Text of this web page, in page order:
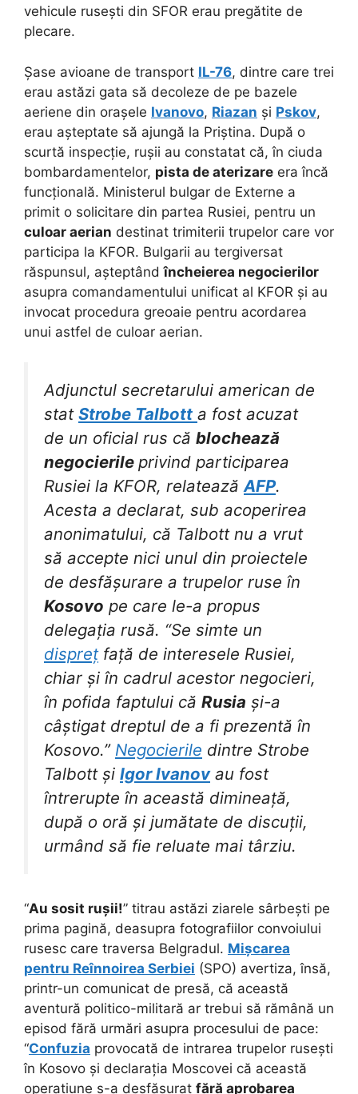
vehicule rusești din SFOR erau pregătite de
plecare.
Șase avioane de transport IL-76, dintre care trei
erau astăzi gata să decoleze de pe bazele
aeriene din orașele Ivanovo, Riazan și Pskov,
erau așteptate să ajungă la Priștina. După o
scurtă inspecție, rușii au constatat că, în ciuda
bombardamentelor, pista de aterizare era încă
funcțională. Ministerul bulgar de Externe a
primit o solicitare din partea Rusiei, pentru un
culoar aerian destinat trimiterii trupelor care vor
participa la KFOR. Bulgarii au tergiversat
răspunsul, așteptândîncheierea negocierilor
asupra comandamentului unificat al KFOR și au
invocat procedura greoaie pentru acordarea
unui astfel de culoar aerian.
Adjunctul secretarului american de
stat Strobe Talbott a fost acuzat
de un oficial rus că blochează
negocierile privind participarea
Rusiei la KFOR, relateazăAFP.
Acesta a declarat, sub acoperirea
anonimatului, că Talbott nu a vrut
să accepte nici unul din proiectele
de desfășurare a trupelor ruse în
Kosovo pe care le-a propus
delegația rusă. “Se simte un
disprețfață de interesele Rusiei,
chiar și în cadrul acestor negocieri,
în pofida faptului că Rusia și-a
câștigat dreptul de a fi prezentă în
Kosovo.” Negocierile dintre Strobe
Talbott și Igor Ivanovau fost
întrerupte în această dimineață,
după o oră și jumătate de discuții,
urmând să fie reluate mai târziu.
“Au sosit rușii!” titrau astăzi ziarele sârbești pe
prima pagină, deasupra fotografiilor convoiului
rusesc care traversa Belgradul. Mișcarea
pentru Reînnoirea Serbiei (SPO) avertiza, însă,
printr-un comunicat de presă, că această
aventură politico-militară ar trebui să rămână un
episod fără urmări asupra procesului de pace:
“Confuzia provocată de intrarea trupelor rusești
în Kosovo și declarația Moscovei că această
operațiune s-a desfășurat fără aprobarea